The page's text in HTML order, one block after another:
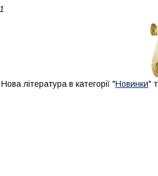
література в категорії "Новинки"